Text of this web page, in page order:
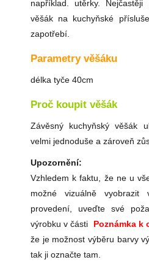
například. utěrky.
věšák na kuchyňské
zapotřebí.
Parametry věšáku
délka tyče 40cm
Proč koupit věšák
Závěsný kuchyňský věšák
velmi jednoduše a zároveň
Upozornění:
Vzhledem k faktu, že ne u
možné vizuálně vyobrazit
provedení, uveďte své
výrobku v části Poznámka k
že je možnost výběru barvy
tak ji označte tam.